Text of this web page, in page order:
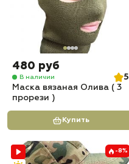
480 руб
В наличии
5
Маска вязаная Олива ( 3
прорези )
Купить
-8%